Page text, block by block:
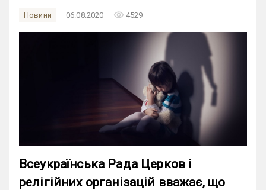
Новини 06.08.2020 remove_red_eye 4529
Всеукраїнська Рада Церков і
релігійних організацій вважає, що